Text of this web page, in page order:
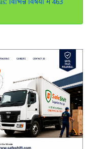
विभिन्न विषयों में 463